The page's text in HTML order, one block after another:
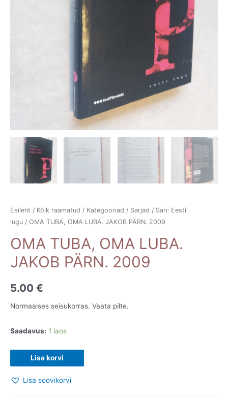
Esileht / Kõik raamatud / Kategooriad / Sarjad / Sari: Eesti
lugu / OMA TUBA, OMA LUBA. JAKOB PÄRN. 2009
OMA TUBA, OMA LUBA.
JAKOB PÄRN. 2009
5.00 €
Normaalses seisukorras. Vaata pilte.
Saadavus: 1 laos
TUBA,
OMA
Lisa korvi
Lisa soovikorvi